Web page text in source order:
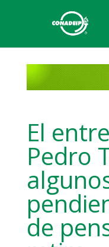
El
Pedro
de